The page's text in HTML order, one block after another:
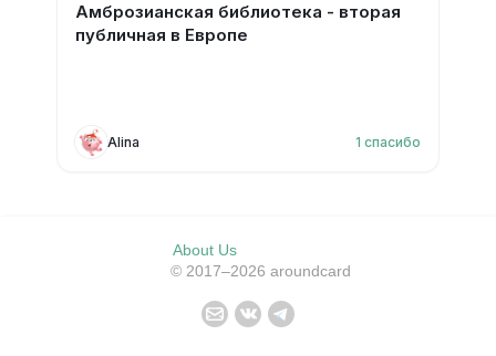
Амброзианская библиотека - вторая
публичная в Европе
Alina 1 спасибо
About Us
© 2017–2026 aroundcard